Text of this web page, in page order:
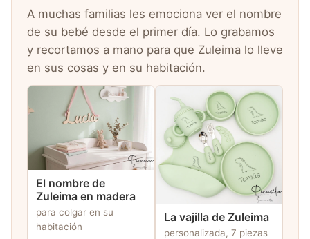
A muchas familias les emociona ver el nombre
de su bebé desde el primer día. Lo grabamos
y recortamos a mano para que Zuleima lo lleve
en sus cosas y en su habitación.
El nombre de
Zuleima en madera
para colgar en su
habitación
La vajilla de Zuleima
personalizada, 7 piezas